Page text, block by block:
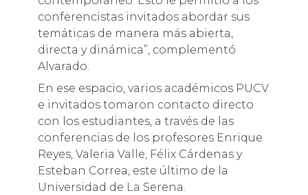
conferencistas invitados abordar sus
temáticas de manera más abierta,
directa y dinámica”, complementó
Alvarado.
En ese espacio, varios académicos PUCV
e invitados tomaron contacto directo
con los estudiantes, a través de las
conferencias de los profesores Enrique
Reyes, Valeria Valle, Félix Cárdenas y
Esteban Correa, este último de la
Universidad de La Serena.